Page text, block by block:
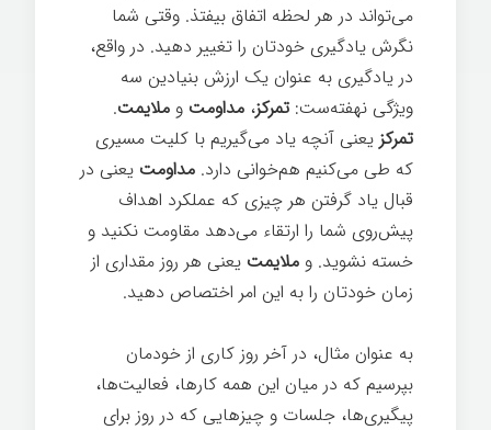
می‌تواند در هر لحظه اتفاق بیفتذ. وقتی شما
نگرش یادگیری خودتان را تغییر دهید. در واقع،
در یادگیری به عنوان یک ارزش بنیادین سه
ویژگی نهفته‌ست: تمرکز، مداومت و ملایمت.
تمرکز یعنی آنچه یاد می‌گیریم با کلیت مسیری
که طی می‌کنیم هم‌خوانی دارد. مداومت یعنی در
قبال یاد گرفتن هر چیزی که عملکرد اهداف
پیش‌روی شما را ارتقاء می‌دهد مقاومت نکنید و
خسته نشوید. و ملایمت یعنی هر روز مقداری از
زمان خودتان را به این امر اختصاص دهید.
به عنوان مثال، در آخر روز کاری از خودمان
بپرسیم که در میان این همه کارها، فعالیت‌ها،
پیگیری‌ها، جلسات و چیزهایی که در روز برای